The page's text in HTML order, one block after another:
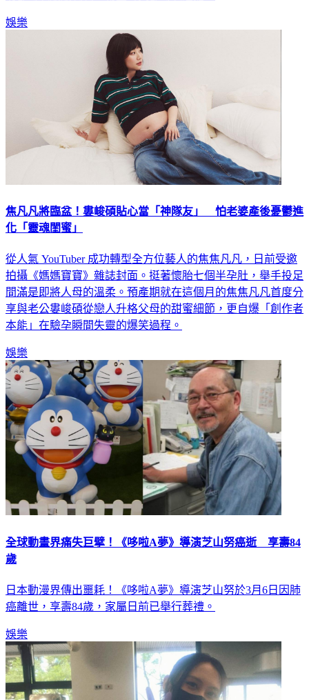
焦凡凡將臨盆！婁峻碩貼心當「神隊友」 怕老婆產後憂鬱進
從人氣 YouTuber 成功轉型全方位藝人的焦焦凡凡，日前受邀
拍攝《媽媽寶寶》雜誌封面。挺著懷胎七個半孕肚，舉手投足
間滿是即將人母的溫柔。預產期就在這個月的焦焦凡凡首度分
享與老公婁峻碩從戀人升格父母的甜蜜細節，更自爆「創作者
娛樂
全球動畫界痛失巨擘！《哆啦A夢》導演芝山努癌逝 享壽84
日本動漫界傳出噩耗！《哆啦A夢》導演芝山努於3月6日因肺
娛樂